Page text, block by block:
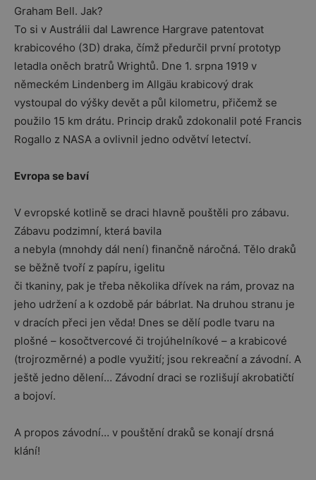
Graham Bell. Jak?
To si v Austrálii dal Lawrence Hargrave patentovat
krabicového (3D) draka, čímž předurčil první prototyp
letadla oněch bratrů Wrightů. Dne 1. srpna 1919 v
německém Lindenberg im Allgäu krabicový drak
vystoupal do výšky devět a půl kilometru, přičemž se
použilo 15 km drátu. Princip draků zdokonalil poté Francis
Rogallo z NASA a ovlivnil jedno odvětví letectví.
Evropa se baví
V evropské kotlině se draci hlavně pouštěli pro zábavu.
Zábavu podzimní, která bavila
a nebyla (mnohdy dál není) finančně náročná. Tělo draků
se běžně tvoří z papíru, igelitu
či tkaniny, pak je třeba několika dřívek na rám, provaz na
jeho udržení a k ozdobě pár bábrlat. Na druhou stranu je
v dracích přeci jen věda! Dnes se dělí podle tvaru na
plošné – kosočtvercové či trojúhelníkové – a krabicové
(trojrozměrné) a podle využití; jsou rekreační a závodní. A
ještě jedno dělení… Závodní draci se rozlišují akrobatičtí
a bojoví.
A propos závodní… v pouštění draků se konají drsná
klání!